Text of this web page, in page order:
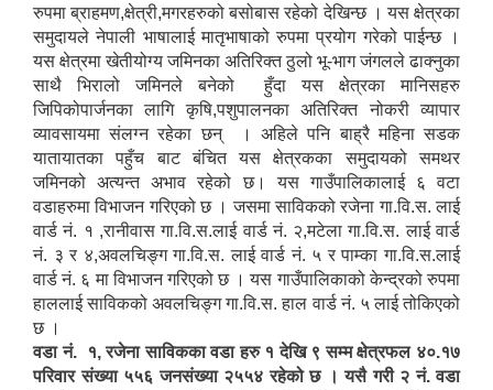
रुपमा ब्राहमण,क्षेत्री,मगरहरुको बसोबास रहेको देखिन्छ । यस क्षेत्रका
समुदायले नेपाली भाषालाई मातृभाषाको रुपमा प्रयोग गरेको पाईन्छ ।
यस क्षेत्रमा खेतीयोग्य जमिनका अतिरिक्त ठुलो भू-भाग जंगलले ढाक्नुका
साथै भिरालो जमिनले बनेको हुँदा यस क्षेत्रका मानिसहरु
जिपिकोपार्जनका लागि कृषि,पशुपालनका अतिरिक्त नोकरी व्यापार
व्यावसायमा संलग्न रहेका छन् । अहिले पनि बाह्रै महिना सडक
यातायातका पहुँच बाट बंचित यस क्षेत्रकका समुदायको समथर
जमिनको अत्यन्त अभाव रहेको छ। यस गाउँपालिकालाई ६ वटा
वडाहरुमा विभाजन गरिएको छ । जसमा साविकको रजेना गा.वि.स. लाई
वार्ड नं. १ ,रानीवास गा.वि.स.लाई वार्ड नं. २,मटेला गा.वि.स. लाई वार्ड
नं. ३ र ४,अवलचिङ्ग गा.वि.स. लाई वार्ड नं. ५ र पाम्का गा.वि.स.लाई
वार्ड नं. ६ मा विभाजन गरिएको छ । यस गाउँपालिकाको केन्द्रको रुपमा
हाललाई साविकको अवलचिङ्ग गा.वि.स. हाल वार्ड नं. ५ लाई तोकिएको
छ ।
वडा नं. १, रजेना साविकका वडा हरु १ देखि ९ सम्म क्षेत्रफल ४०.१७
परिवार संख्या ५५६ जनसंख्या २५५४ रहेको छ । यसै गरी २ नं. वडा